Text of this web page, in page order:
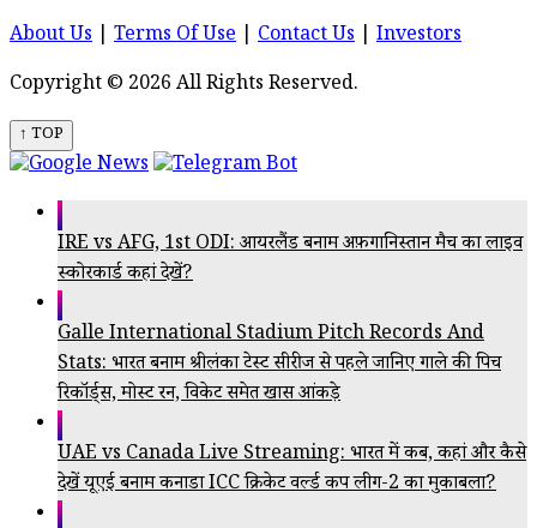
About Us Terms Of Use Contact Us
Investors
Copyright © 2026 All Rights Reserved.
↑ TOP
IRE vs AFG, 1st ODI: आयरलैंड बनाम अफ़गानिस्तान मैच का लाइव
स्कोरकार्ड कहां देखें?
Galle International Stadium Pitch Records And
Stats: भारत बनाम श्रीलंका टेस्ट सीरीज से पहले जानिए गाले की पिच
रिकॉर्ड्स, मोस्ट रन, विकेट समेत खास आंकड़े
UAE vs Canada Live Streaming: भारत में कब, कहां और कैसे
देखें यूएई बनाम कनाडा ICC क्रिकेट वर्ल्ड कप लीग-2 का मुकाबला?